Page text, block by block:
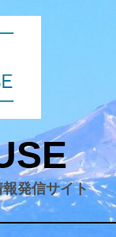
発信サイト